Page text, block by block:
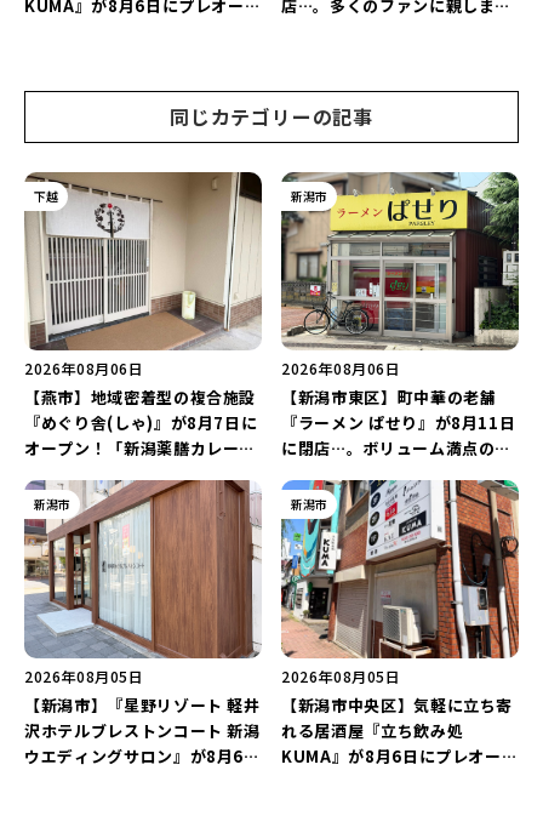
KUMA』が8月6日にプレオープ
店…。多くのファンに親しまれ
同じカテゴリーの記事
下越
2026年08月06日
【燕市】地域密着型の複合施設
『めぐり舎(しゃ)』が8月7日に
オープン！「新潟薬膳カレー
メニューや漆喰アートを楽しも
う♪
新潟市
2026年08月06日
【新潟市東区】町中華の老舗
『ラーメン ぱせり』が8月11日
に閉店…。ボリューム満点の名
新潟市
2026年08月05日
【新潟市】『星野リゾート 軽井
沢ホテルブレストンコート 新潟
ウエディングサロン』が8月6日
新潟市
2026年08月05日
【新潟市中央区】気軽に立ち寄
れる居酒屋『立ち飲み処
KUMA』が8月6日にプレオープ